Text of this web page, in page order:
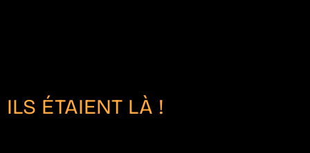
ILS ÉTAIENT LÀ !